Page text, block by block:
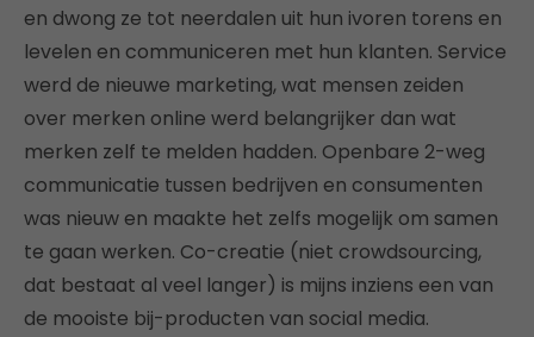
en dwong ze tot neerdalen uit hun ivoren torens en
levelen en communiceren met hun klanten. Service
werd de nieuwe marketing, wat mensen zeiden
over merken online werd belangrijker dan wat
merken zelf te melden hadden. Openbare 2-weg
communicatie tussen bedrijven en consumenten
was nieuw en maakte het zelfs mogelijk om samen
te gaan werken. Co-creatie (niet crowdsourcing,
dat bestaat al veel langer) is mijns inziens een van
de mooiste bij-producten van social media.